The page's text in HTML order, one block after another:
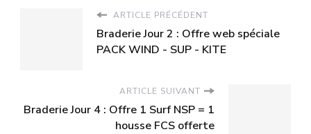
ARTICLE PRÉCÉDENT
Braderie Jour 2 : Offre web spéciale
PACK WIND - SUP - KITE
ARTICLE SUIVANT
Braderie Jour 4 : Offre 1 Surf NSP = 1
housse FCS offerte